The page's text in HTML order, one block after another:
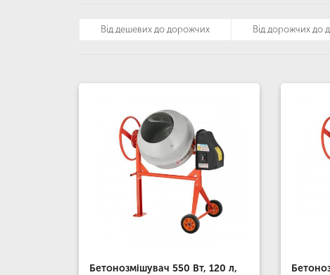
Бетонозмішувач 550 Вт, 120 л,
Від дешевих до дорожчих Від дорожчих до